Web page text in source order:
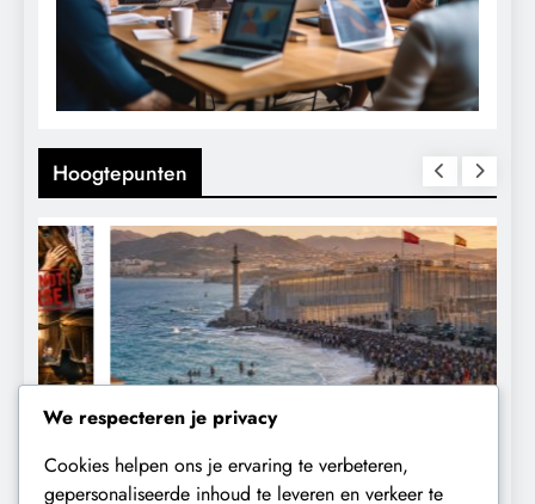
Hoogtepunten
CONTROLE GEOPOLITIEK
We respecteren je privacy
Cookies helpen ons je ervaring te verbeteren,
gepersonaliseerde inhoud te leveren en verkeer te